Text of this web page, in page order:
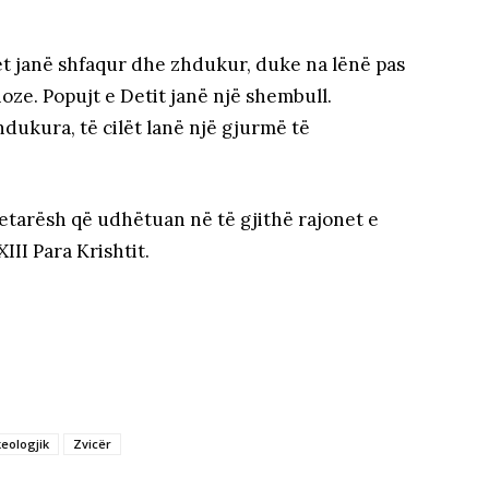
shfaqur dhe zhdukur, duke na lënë pas
Popujt e Detit janë një shembull.
të cilët lanë një gjurmë të
që udhëtuan në të gjithë rajonet e
Para Krishtit.
Zvicër